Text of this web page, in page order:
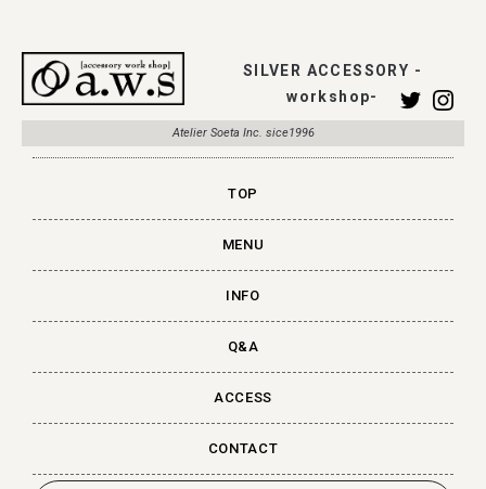
SILVER ACCESSORY -
workshop-
Atelier Soeta Inc. sice1996
TOP
MENU
INFO
Q&A
ACCESS
CONTACT